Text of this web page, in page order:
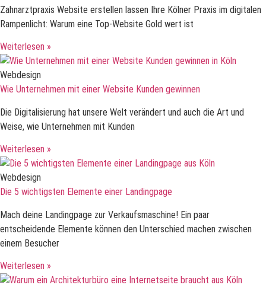
Zahnarztpraxis Website erstellen lassen Ihre Kölner Praxis im digitalen
Rampenlicht: Warum eine Top-Website Gold wert ist
Weiterlesen »
Webdesign
Wie Unternehmen mit einer Website Kunden gewinnen
Die Digitalisierung hat unsere Welt verändert und auch die Art und
Weise, wie Unternehmen mit Kunden
Weiterlesen »
Webdesign
Die 5 wichtigsten Elemente einer Landingpage
Mach deine Landingpage zur Verkaufsmaschine! Ein paar
entscheidende Elemente können den Unterschied machen zwischen
einem Besucher
Weiterlesen »